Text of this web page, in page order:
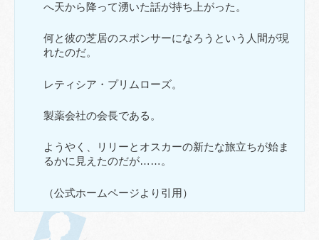
へ天から降って湧いた話が持ち上がった。
何と彼の芝居のスポンサーになろうという人間が現
れたのだ。
レティシア・プリムローズ。
製薬会社の会長である。
ようやく、リリーとオスカーの新たな旅立ちが始ま
るかに見えたのだが……。
（公式ホームページより引用）